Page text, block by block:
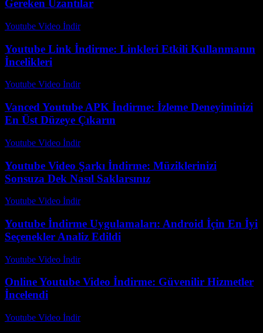
Gereken Uzantılar
Youtube Video İndir-
Youtube Link İndirme: Linkleri Etkili Kullanmanın
İncelikleri
Youtube Video İndir-
Vanced Youtube APK İndirme: İzleme Deneyiminizi
En Üst Düzeye Çıkarın
Youtube Video İndir-
Youtube Video Şarkı İndirme: Müziklerinizi
Sonsuza Dek Nasıl Saklarsınız
Youtube Video İndir-
Youtube İndirme Uygulamaları: Android İçin En İyi
Seçenekler Analiz Edildi
Youtube Video İndir-
Online Youtube Video İndirme: Güvenilir Hizmetler
İncelendi
Youtube Video İndir-